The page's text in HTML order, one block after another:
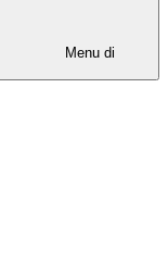
Menu di